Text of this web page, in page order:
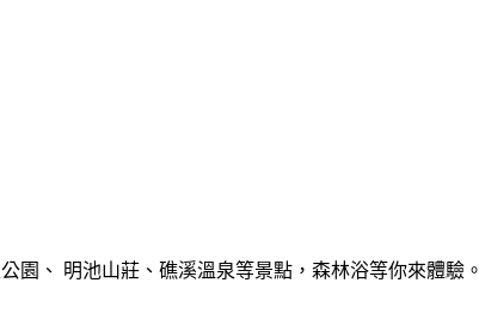
園、 明池山莊、礁溪溫泉等景點，森林浴等你來體驗。